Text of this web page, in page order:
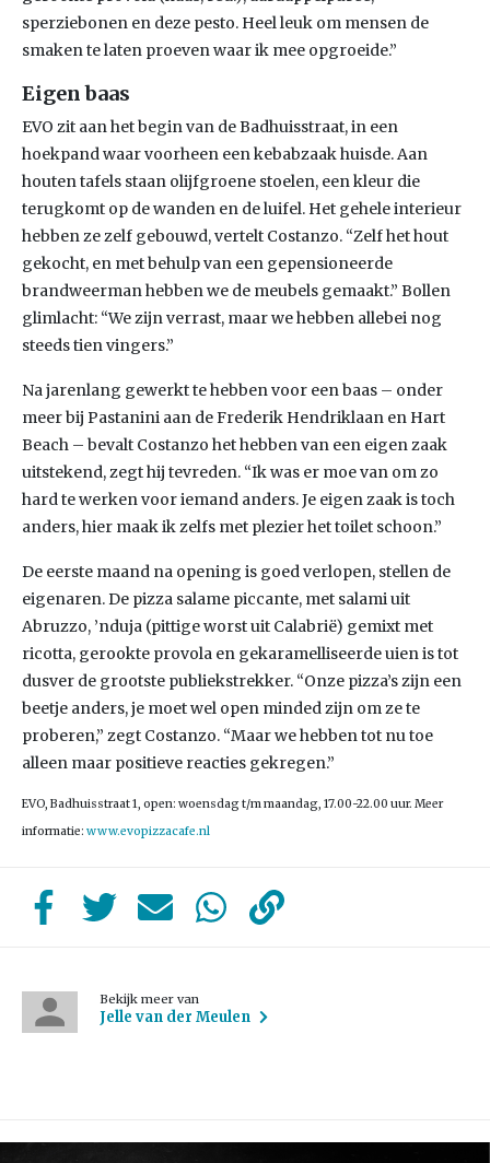
sperziebonen en deze pesto. Heel leuk om mensen de
smaken te laten proeven waar ik mee opgroeide.”
Eigen baas
EVO zit aan het begin van de Badhuisstraat, in een
hoekpand waar voorheen een kebabzaak huisde. Aan
houten tafels staan olijfgroene stoelen, een kleur die
terugkomt op de wanden en de luifel. Het gehele interieur
hebben ze zelf gebouwd, vertelt Costanzo. “Zelf het hout
gekocht, en met behulp van een gepensioneerde
brandweerman hebben we de meubels gemaakt.” Bollen
glimlacht: “We zijn verrast, maar we hebben allebei nog
steeds tien vingers.”
Na jarenlang gewerkt te hebben voor een baas – onder
meer bij Pastanini aan de Frederik Hendriklaan en Hart
Beach – bevalt Costanzo het hebben van een eigen zaak
uitstekend, zegt hij tevreden. “Ik was er moe van om zo
hard te werken voor iemand anders. Je eigen zaak is toch
anders, hier maak ik zelfs met plezier het toilet schoon.”
De eerste maand na opening is goed verlopen, stellen de
eigenaren. De pizza salame piccante, met salami uit
Abruzzo, ’nduja (pittige worst uit Calabrië) gemixt met
ricotta, gerookte provola en gekaramelliseerde uien is tot
dusver de grootste publiekstrekker. “Onze pizza’s zijn een
beetje anders, je moet wel open minded zijn om ze te
proberen,” zegt Costanzo. “Maar we hebben tot nu toe
alleen maar positieve reacties gekregen.”
EVO, Badhuisstraat 1, open: woensdag t/m maandag, 17.00-22.00 uur. Meer
informatie: www.evopizzacafe.nl
Bekijk meer van
Jelle van der Meulen